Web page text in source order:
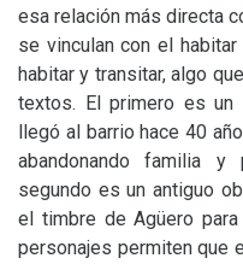
esa relación más directa
se vinculan con el
habitar y transitar, algo
textos. El primero es un
llegó al barrio hace 40
abandonando familia
segundo es un antiguo
el timbre de Agüero
personajes permiten que